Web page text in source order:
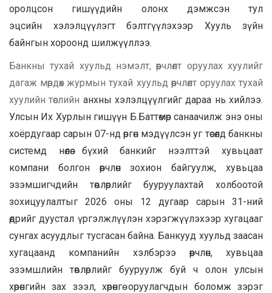
оролцсон гишүүдийн олонх дэмжсэн тул
эцсийн хэлэлцүүлэгт бэлтгүүлэхээр Хууль зүйн
байнгын хороонд шилжүүллээ.
Банкны тухай хуульд нэмэлт, өөрчлөлт оруулах хуулийг
дагаж мөрдөх журмын тухай хуульд өөрчлөлт оруулах тухай
хуулийн төслийн анхны хэлэлцүүлгийг дараа нь хийлээ.
Улсын Их Хурлын гишүүн Б.Баттөмөр санаачилж энэ оны
хоёрдугаар сарын 07-нд өргөн мэдүүлсэн уг төсөлд банкны
системд нөлөө бүхий банкийг нээлттэй хувьцаат
компани болгон өөрчлөн зохион байгуулж, хувьцаа
эзэмшигчдийн төвлөрлийг бууруулахтай холбоотой
зохицуулалтыг 2026 оны 12 дугаар сарын 31-ний
өдрийг дуустал үргэлжлүүлэн хэрэгжүүлэхээр хугацааг
сунгах асуудлыг тусгасан байна. Банкууд хуульд заасан
хугацаанд компанийн хэлбэрээ өөрчлөн, хувьцаа
эзэмшлийн төвлөрлийг бууруулж буй ч олон улсын
хөрөнгийн зах зээл, хөрөнгө оруулагчдын боломж зэрэг